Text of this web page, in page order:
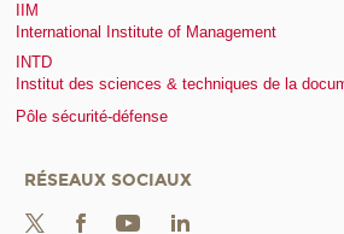
IIM
International Institute of Management
INTD
Institut des sciences & techniques de la
Pôle sécurité-défense
RÉSEAUX SOCIAUX